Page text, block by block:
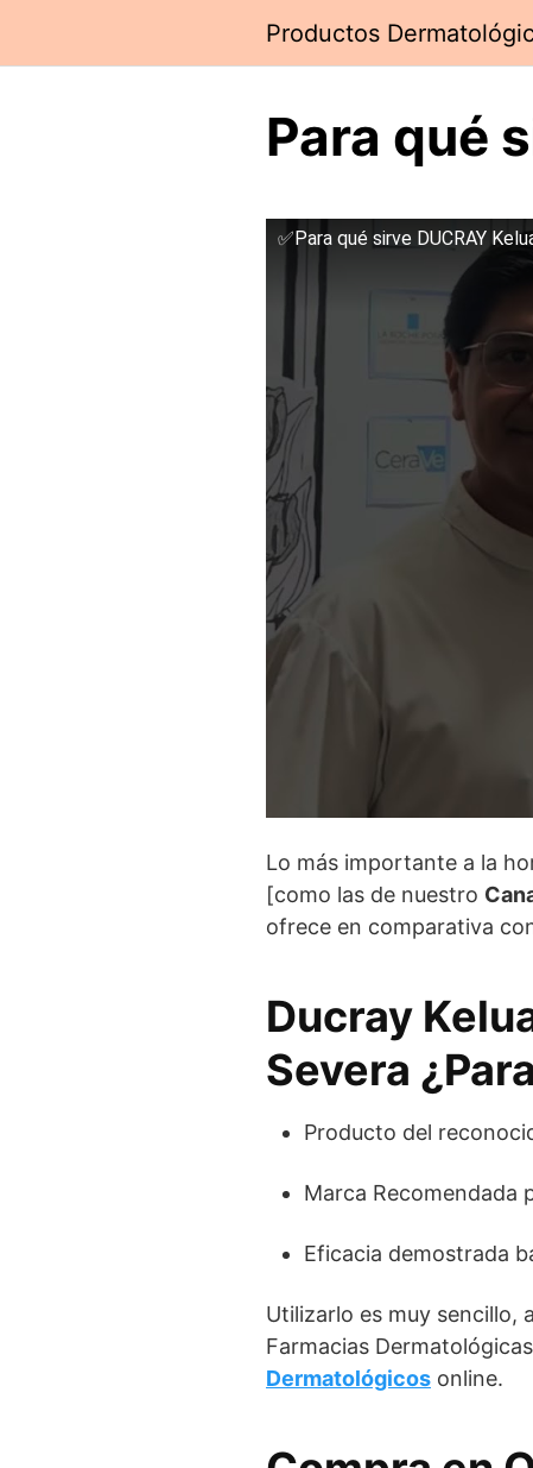
contenido
Productos
Para qué
✅Para qué sirve DUCRAY
Lo más importante a la
[como las de nuestro
ofrece en comparativa
Ducray
Severa
Producto del
Marca Recomendada
Eficacia demostrada
Utilizarlo es muy sencillo,
Farmacias
Dermatológicos online.